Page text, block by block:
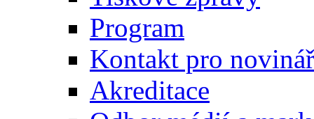
Program
Kontakt pro
Akreditace